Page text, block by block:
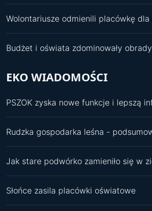
Wolontariusze odmienili placówkę dla
Budżet i oświata zdominowały obrady
EKO WIADOMOŚCI
PSZOK zyska nowe funkcje i lepszą
Rudzka gospodarka leśna -
Jak stare podwórko zamieniło się w
Słońce zasila placówki oświatowe